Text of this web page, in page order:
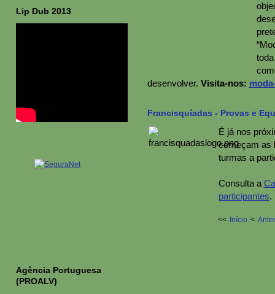
desenvolver. Visita-nos:
Francisquíadas - Provas e
É já nos
começam as
turmas a
Consulta a
participantes.
<< Início <
Lip Dub 2013
Agência Portuguesa
(PROALV)